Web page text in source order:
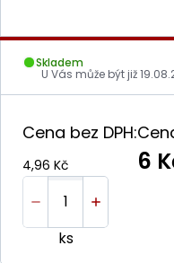
Skladem
U Vás může být již
Cena bez DPH:
4,96 Kč 6
ks